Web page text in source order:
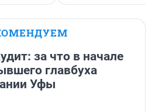
за что в начале
главбуха
Уфы